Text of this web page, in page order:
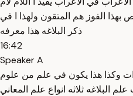
الفوز هم المتقون ولهذا ا في
ذكر البلاغه هذا معرفه
16:42
Speaker A
وكذا هذا يكون في علم من علوم
البلاغه ثلاثه انواع علم المعاني